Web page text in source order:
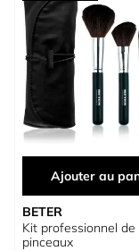
Ajouter au
BETER
Kit professionnel de
pinceaux